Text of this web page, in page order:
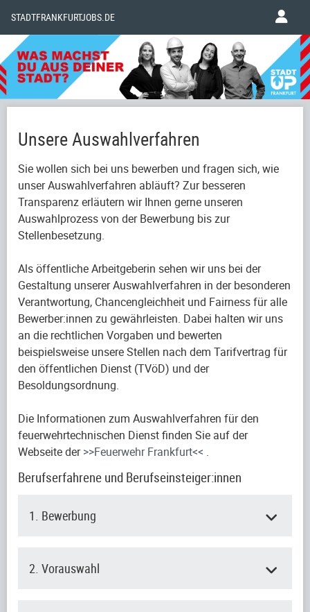
STADTFRANKFURTJOBS.DE
Unsere Auswahlverfahren
Sie wollen sich bei uns bewerben und fragen sich, wie
unser Auswahlverfahren abläuft? Zur besseren
Transparenz erläutern wir Ihnen gerne unseren
Auswahlprozess von der Bewerbung bis zur
Stellenbesetzung.
Als öffentliche Arbeitgeberin sehen wir uns bei der
Gestaltung unserer Auswahlverfahren in der besonderen
Verantwortung, Chancengleichheit und Fairness für alle
Bewerber:innen zu gewährleisten. Dabei halten wir uns
an die rechtlichen Vorgaben und bewerten
beispielsweise unsere Stellen nach dem Tarifvertrag für
den öffentlichen Dienst (TVöD) und der
Besoldungsordnung.
Die Informationen zum Auswahlverfahren für den
feuerwehrtechnischen Dienst finden Sie auf der
Webseite der>>Feuerwehr Frankfurt<< .
Berufserfahrene und Berufseinsteiger:innen
1. Bewerbung
2. Vorauswahl